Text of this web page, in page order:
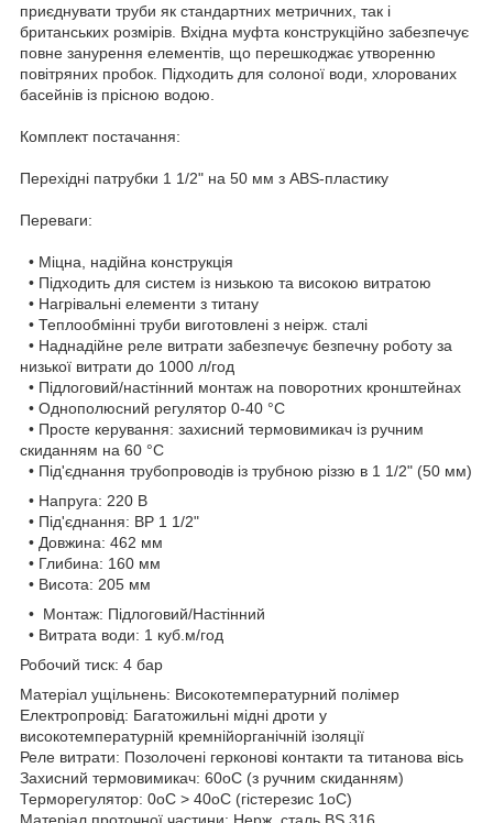
приєднувати труби як стандартних метричних, так і
британських розмірів. Вхідна муфта конструкційно забезпечує
повне занурення елементів, що перешкоджає утворенню
повітряних пробок. Підходить для солоної води, хлорованих
басейнів із прісною водою.
Комплект постачання:
Перехідні патрубки 1 1/2" на 50 мм з ABS-пластику
Переваги:
• Міцна, надійна конструкція
• Підходить для систем із низькою та високою витратою
• Нагрівальні елементи з титану
• Теплообмінні труби виготовлені з неірж. сталі
• Наднадійне реле витрати забезпечує безпечну роботу за
низької витрати до 1000 л/год
• Підлоговий/настінний монтаж на поворотних кронштейнах
• Однополюсний регулятор 0-40 °C
• Просте керування: захисний термовимикач із ручним
скиданням на 60 °C
• Під'єднання трубопроводів із трубною різзю в 1 1/2" (50 мм)
• Напруга: 220 В
• Під'єднання: ВР 1 1/2"
• Довжина: 462 мм
• Глибина: 160 мм
• Висота: 205 мм
• Монтаж: Підлоговий/Настінний
• Витрата води: 1 куб.м/год
Робочий тиск: 4 бар
Матеріал ущільнень: Високотемпературний полімер
Електропровід: Багатожильні мідні дроти у
високотемпературній кремнійорганічній ізоляції
Реле витрати: Позолочені герконові контакти та титанова вісь
Захисний термовимикач: 60oC (з ручним скиданням)
Терморегулятор: 0oC > 40oC (гістерезис 1oC)
Матеріал проточної частини: Нерж. сталь BS 316